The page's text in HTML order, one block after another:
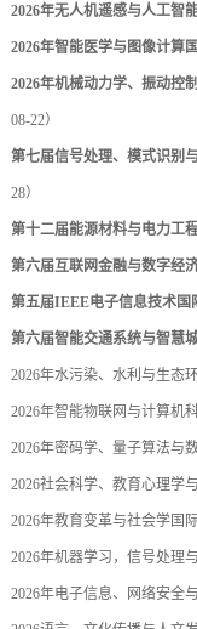
2026年无人机遥感与人工智
2026年智能医学与图像计算
2026年机械动力学、振动控
08-22）
第七届信号处理、模式识别
28）
第十二届能源材料与电力工
第六届互联网金融与数字经
第五届IEEE电子信息技术国
第六届智能交通系统与智慧
2026年水污染、水利与生态
2026年智能物联网与计算机
2026年密码学、量子算法与
2026社会科学、教育心理学
2026年教育变革与社会学国
2026年机器学习，信号处理
2026年电子信息、网络安全